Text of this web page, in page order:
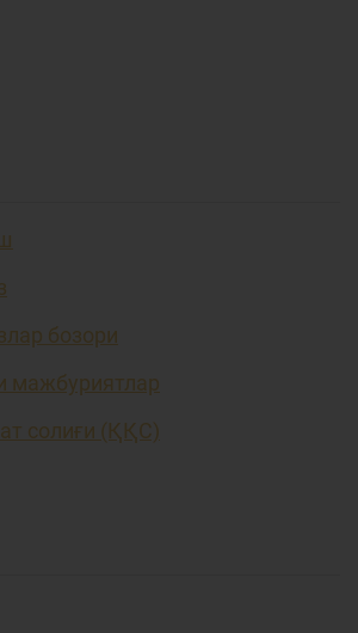
бозори
мажбуриятлар
солиғи (ҚҚС)